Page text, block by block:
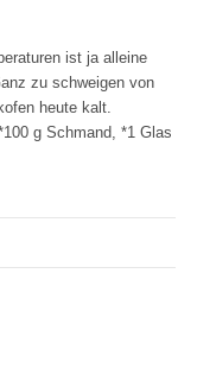
ist ja alleine
zu schweigen von
heute kalt.
g Schmand, *1 Glas